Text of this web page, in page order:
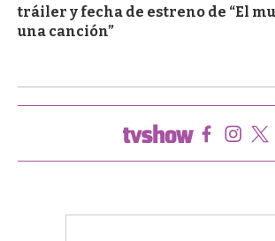
tráiler y fecha de estreno de “El
una canción”